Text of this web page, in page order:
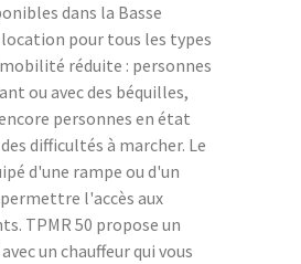
dans la Basse
pour tous les types
réduite : personnes
ou avec des béquilles,
personnes en état
difficultés à marcher. Le
d'une rampe ou d'un
l'accès aux
TPMR 50 propose un
un chauffeur qui vous